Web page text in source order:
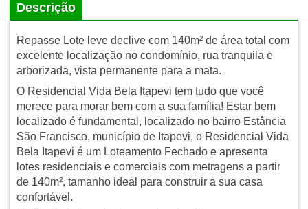
Descrição
Repasse Lote leve declive com 140m² de área total com
excelente localização no condomínio, rua tranquila e
arborizada, vista permanente para a mata.
O Residencial Vida Bela Itapevi tem tudo que você
merece para morar bem com a sua família! Estar bem
localizado é fundamental, localizado no bairro Estância
São Francisco, município de Itapevi, o Residencial Vida
Bela Itapevi é um Loteamento Fechado e apresenta
lotes residenciais e comerciais com metragens a partir
de 140m², tamanho ideal para construir a sua casa
confortável.